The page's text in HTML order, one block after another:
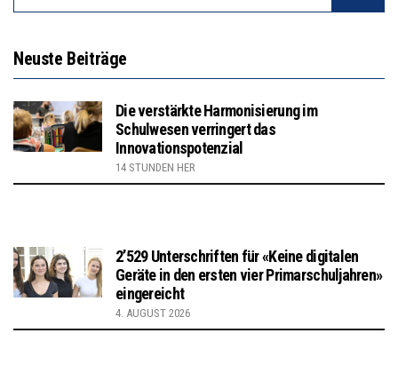
Neuste Beiträge
Die verstärkte Harmonisierung im
Schulwesen verringert das
Innovationspotenzial
14 STUNDEN HER
2’529 Unterschriften für «Keine digitalen
Geräte in den ersten vier Primarschuljahren»
eingereicht
4. AUGUST 2026